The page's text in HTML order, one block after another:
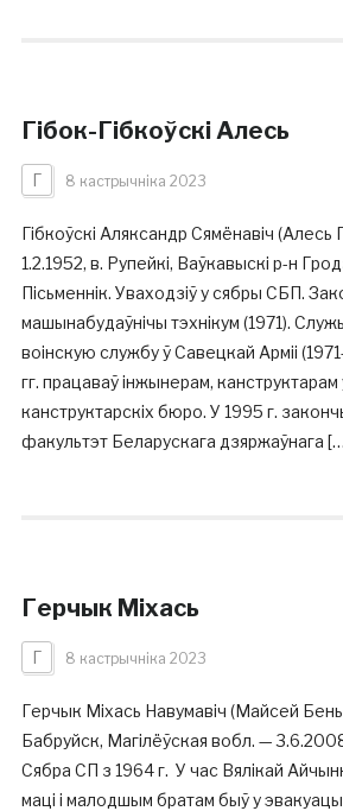
Гібок-Гібкоўскі Алесь
Г 8 кастрычніка 2023
Гібкоўскі Аляксандр Сямёнавіч (Алесь
1.2.1952, в. Рупейкі, Ваўкавыскі р-н
Пісьменнік. Уваходзіў у сябры СБП.
машынабудаўнічы тэхнікум (1971).
воінскую службу ў Савецкай Арміі
гг. працаваў інжынерам, канструктарам
канструктарскіх бюро. У 1995 г.
факультэт Беларускага дзяржаўнага
Герчык Міхась
Г 8 кастрычніка 2023
Герчык Міхась Навумавіч (Майсей
Бабруйск, Магілёўская вобл. —
Сябра СП з 1964 г. У час Вялікай
маці і малодшым братам быў у